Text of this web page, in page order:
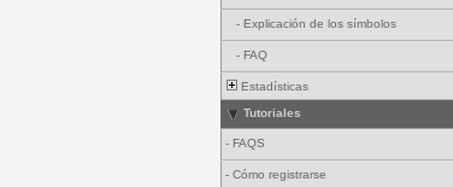
- Explicación de los símbolos
- FAQ
Estadísticas
Tutoriales
- FAQS
- Cómo registrarse